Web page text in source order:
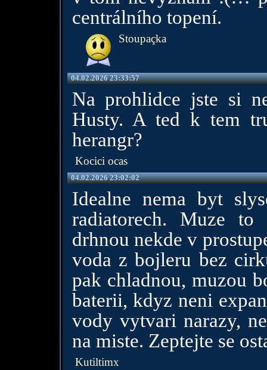
centrálního topení.
Stoupaçka
04.02.2026 23:33:57
Na prohlidce jste si
Husty. A ted k tem
herangr?
Kocici ocas
04.02.2026 23:02:02
Idealne nema byt
radiatorech. Muze
drhnou nekde v
voda z bojleru bez
pak chladnou, muzou
baterii, kdyz neni
vody vytvari narazy,
na miste. Zeptejte se
Kutiltimx